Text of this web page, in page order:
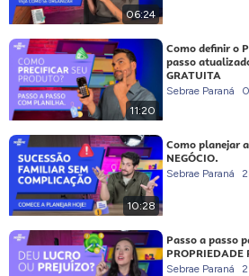
06:24
11:20
Como definir o
passo
GRATUITA
Sebrae Paraná
10:28
Como planejar
NEGÓCIO.
Sebrae Paraná
Passo a passo
PROPRIEDADE
Sebrae Paraná